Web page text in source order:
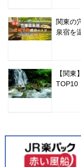
関東の
泉宿を
【関
TOP10